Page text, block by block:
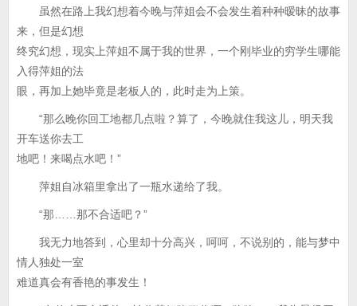
虽然在路上我幻想着今晚与萍姐会不会发生着种种暧昧的故事
来，但是幻想
终究幻想，现实上萍姐不属于我的世界，一个刚毕业的穷学生哪能
入得萍姐的法
眼，再加上她毕竟是老板人的，此时走为上策。
“那么晚你回工地都几点啦？算了，今晚就住我这儿，明天我
开车送你去工
地吧！来喝点水吧！”
萍姐自冰箱里拿出了一瓶水递给了我。
“那……那不合适吧？”
我无力地答到，心里却十分高兴，呵呵，不说别的，能与梦中
情人独处一室
难道真会有香艳的事发生！